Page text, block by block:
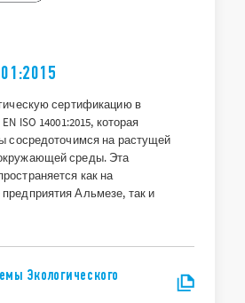
сертификацию в
ISO 14001:2015, которая
сосредоточимся на растущей
среды. Эта
как на
Альмезе, так и
Экологического